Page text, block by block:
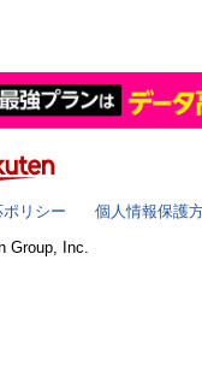
リシー
個人情報保護
Group, Inc.